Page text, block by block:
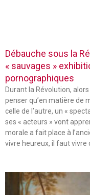
Débauche sous la
« sauvages »
pornographiques
Durant la Révolution,
penser qu’en matière de
celle de l’autre, un «
ses « acteurs » vont
morale a fait place à
vivre heureux, il faut vivre